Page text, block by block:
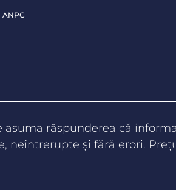
ANPC
răspunderea că
neîntrerupte şi fără erori.